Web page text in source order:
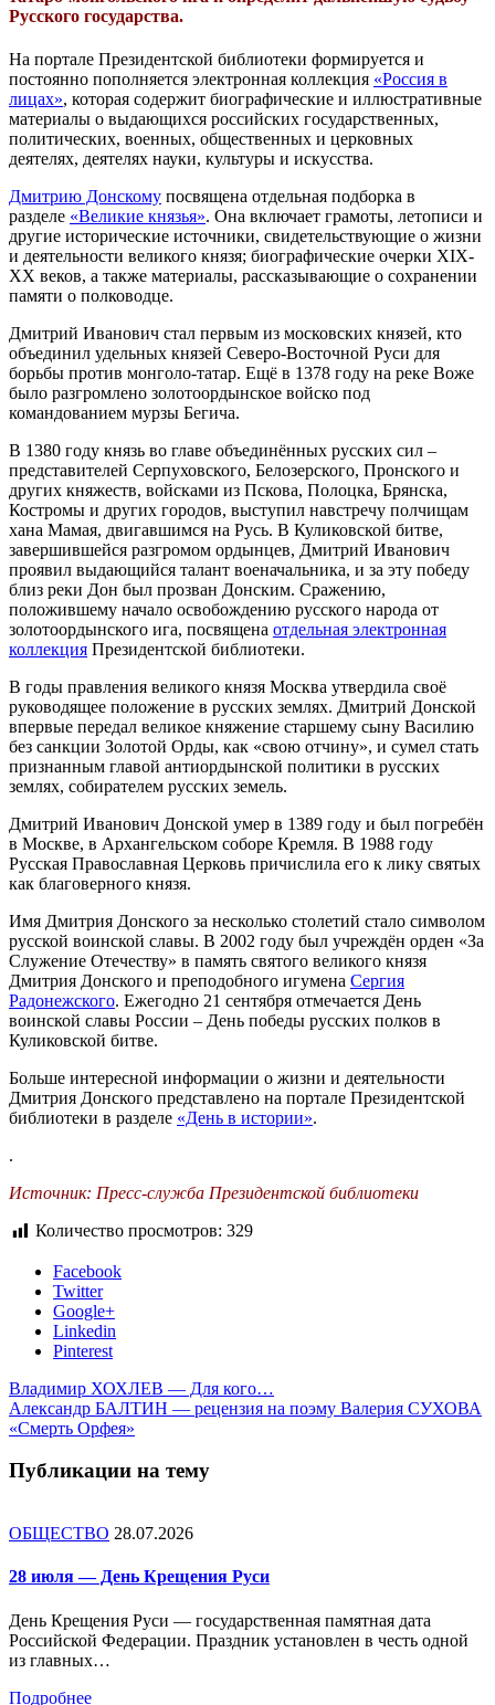
Русского государства.
На портале Президентской библиотеки формируется и
постоянно пополняется электронная коллекция «Россия в
лицах», которая содержит биографические и иллюстративные
материалы о выдающихся российских государственных,
политических, военных, общественных и церковных
деятелях, деятелях науки, культуры и искусства.
Дмитрию Донскому посвящена отдельная подборка в
разделе «Великие князья». Она включает грамоты, летописи и
другие исторические источники, свидетельствующие о жизни
и деятельности великого князя; биографические очерки XIX-
XX веков, а также материалы, рассказывающие о сохранении
памяти о полководце.
Дмитрий Иванович стал первым из московских князей, кто
объединил удельных князей Северо-Восточной Руси для
борьбы против монголо-татар. Ещё в 1378 году на реке Воже
было разгромлено золотоордынское войско под
командованием мурзы Бегича.
В 1380 году князь во главе объединённых русских сил –
представителей Серпуховского, Белозерского, Пронского и
других княжеств, войсками из Пскова, Полоцка, Брянска,
Костромы и других городов, выступил навстречу полчищам
хана Мамая, двигавшимся на Русь. В Куликовской битве,
завершившейся разгромом ордынцев, Дмитрий Иванович
проявил выдающийся талант военачальника, и за эту победу
близ реки Дон был прозван Донским. Сражению,
положившему начало освобождению русского народа от
золотоордынского ига, посвящена отдельная электронная
коллекция Президентской библиотеки.
В годы правления великого князя Москва утвердила своё
руководящее положение в русских землях. Дмитрий Донской
впервые передал великое княжение старшему сыну Василию
без санкции Золотой Орды, как «свою отчину», и сумел стать
признанным главой антиордынской политики в русских
землях, собирателем русских земель.
Дмитрий Иванович Донской умер в 1389 году и был погребён
в Москве, в Архангельском соборе Кремля. В 1988 году
Русская Православная Церковь причислила его к лику святых
как благоверного князя.
Имя Дмитрия Донского за несколько столетий стало символом
русской воинской славы. В 2002 году был учреждён орден «За
Служение Отечеству» в память святого великого князя
Дмитрия Донского и преподобного игумена Сергия
Радонежского. Ежегодно 21 сентября отмечается День
воинской славы России – День победы русских полков в
Куликовской битве.
Больше интересной информации о жизни и деятельности
Дмитрия Донского представлено на портале Президентской
библиотеки в разделе «День в истории».
.
Источник: Пресс-служба Президентской библиотеки
Количество просмотров: 329
Facebook
Twitter
Google+
Linkedin
Pinterest
Владимир ХОХЛЕВ — Для кого…
Александр БАЛТИН — рецензия на поэму Валерия СУХОВА
«Смерть Орфея»
Публикации на тему
ОБЩЕСТВО 28.07.2026
28 июля — День Крещения Руси
День Крещения Руси — государственная памятная дата
Российской Федерации. Праздник установлен в честь одной
из главных…
Подробнее